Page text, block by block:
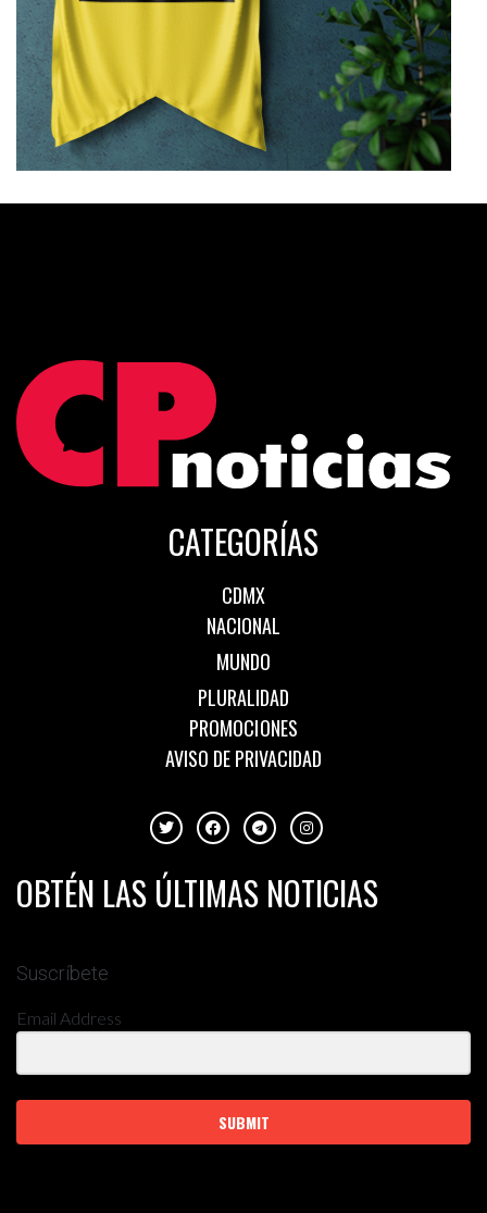
CATEGORÍAS
CDMX
NACIONAL
MUNDO
PLURALIDAD
PROMOCIONES
AVISO DE PRIVACIDAD
OBTÉN LAS ÚLTIMAS NOTICIAS
Suscríbete
Email Address
SUBMIT